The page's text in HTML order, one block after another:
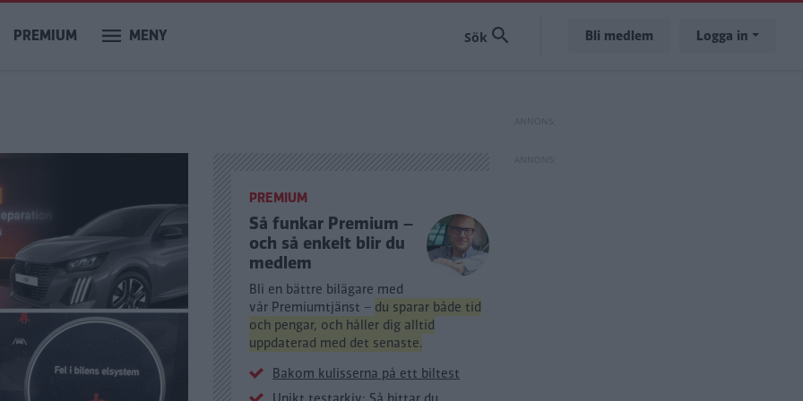
PREMIUM MENY Bli medlem Logga in
PREMIUM
Så funkar Premium –
och så enkelt blir du
medlem
Bli en bättre bilägare med
vår Premiumtjänst – du sparar både tid
och pengar, och håller dig alltid
uppdaterad med det senaste.
Bakom kulisserna på ett biltest